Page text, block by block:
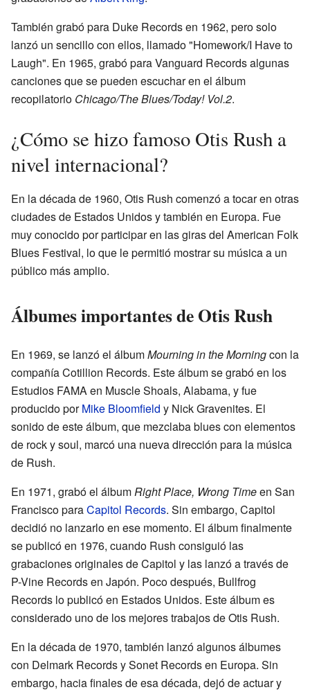
También grabó para Duke Records en 1962, pero solo
lanzó un sencillo con ellos, llamado "Homework/I Have to
Laugh". En 1965, grabó para Vanguard Records algunas
canciones que se pueden escuchar en el álbum
recopilatorio Chicago/The Blues/Today! Vol.2.
¿Cómo se hizo famoso Otis Rush a
nivel internacional?
En la década de 1960, Otis Rush comenzó a tocar en otras
ciudades de Estados Unidos y también en Europa. Fue
muy conocido por participar en las giras del American Folk
Blues Festival, lo que le permitió mostrar su música a un
público más amplio.
Álbumes importantes de Otis Rush
En 1969, se lanzó el álbumMourning in the Morningcon la
compañía Cotillion Records. Este álbum se grabó en los
Estudios FAMA en Muscle Shoals, Alabama, y fue
producido porMike Bloomfield y Nick Gravenites. El
sonido de este álbum, que mezclaba blues con elementos
de rock y soul, marcó una nueva dirección para la música
de Rush.
En 1971, grabó el álbumRight Place, Wrong Timeen San
Francisco paraCapitol Records. Sin embargo, Capitol
decidió no lanzarlo en ese momento. El álbum finalmente
se publicó en 1976, cuando Rush consiguió las
grabaciones originales de Capitol y las lanzó a través de
P-Vine Records en Japón. Poco después, Bullfrog
Records lo publicó en Estados Unidos. Este álbum es
considerado uno de los mejores trabajos de Otis Rush.
En la década de 1970, también lanzó algunos álbumes
con Delmark Records y Sonet Records en Europa. Sin
embargo, hacia finales de esa década, dejó de actuar y